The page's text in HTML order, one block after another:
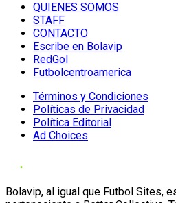
QUIENES SOMOS
STAFF
CONTACTO
Escribe en Bolavip
RedGol
Futbolcentroamerica
Términos y Condiciones
Políticas de Privacidad
Política Editorial
Ad Choices
Bolavip, al igual que Futbol Sites,